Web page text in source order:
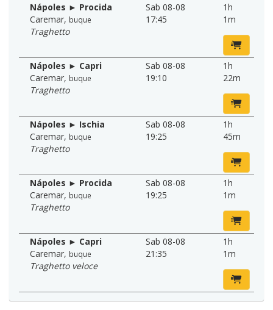
Nápoles ► Procida
Caremar, buque
Traghetto
Sab 08-08
17:45
1h
1m
Nápoles ► Capri
Caremar, buque
Traghetto
Sab 08-08
19:10
1h
22m
Nápoles ► Ischia
Caremar, buque
Traghetto
Sab 08-08
19:25
1h
45m
Nápoles ► Procida
Caremar, buque
Traghetto
Sab 08-08
19:25
1h
1m
Nápoles ► Capri
Caremar, buque
Traghetto veloce
Sab 08-08
21:35
1h
1m